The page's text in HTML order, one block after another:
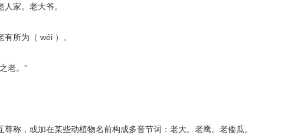
家。老大爷。
有所为（ wéi ）。
老。”
尊称，或加在某些动植物名前构成多音节词：老大。老鹰。老倭瓜。